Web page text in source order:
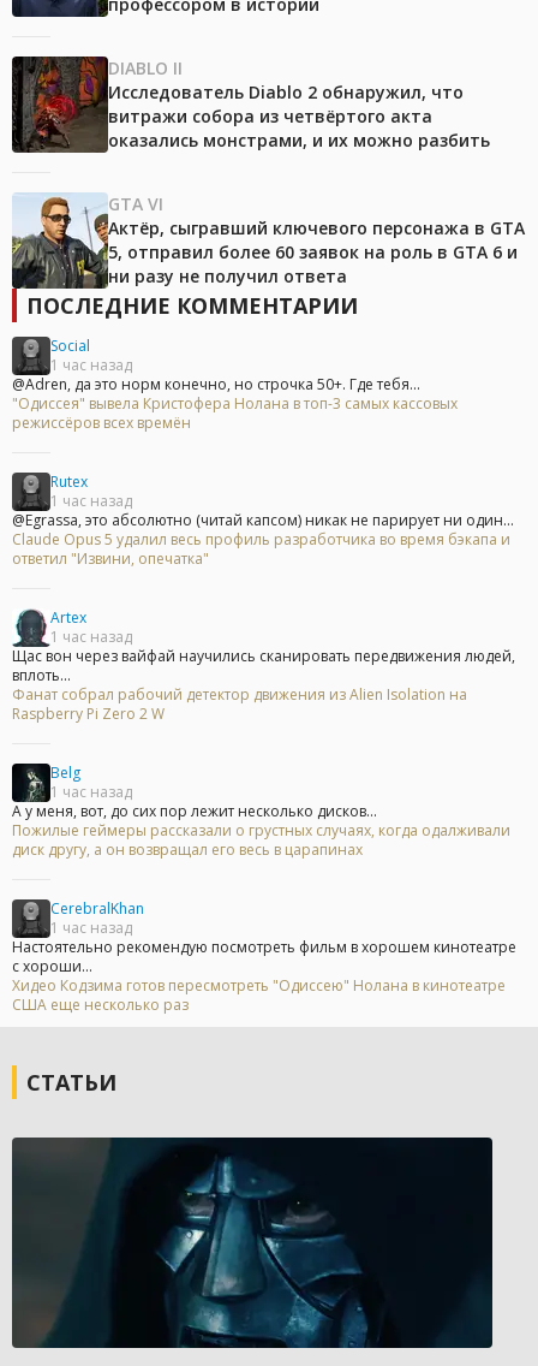
профессором в истории
DIABLO II
Исследователь Diablo 2 обнаружил, что
витражи собора из четвёртого акта
оказались монстрами, и их можно разбить
GTA VI
Актёр, сыгравший ключевого персонажа в GTA
5, отправил более 60 заявок на роль в GTA 6 и
ни разу не получил ответа
ПОСЛЕДНИЕ КОММЕНТАРИИ
Social
1 час назад
@Adren, да это норм конечно, но строчка 50+. Где тебя...
"Одиссея" вывела Кристофера Нолана в топ-3 самых кассовых
режиссёров всех времён
Rutex
1 час назад
@Egrassa, это абсолютно (читай капсом) никак не парирует ни один...
Claude Opus 5 удалил весь профиль разработчика во время бэкапа и
ответил "Извини, опечатка"
Artex
1 час назад
Щас вон через вайфай научились сканировать передвижения людей,
вплоть...
Фанат собрал рабочий детектор движения из Alien Isolation на
Raspberry Pi Zero 2 W
Belg
1 час назад
А у меня, вот, до сих пор лежит несколько дисков...
Пожилые геймеры рассказали о грустных случаях, когда одалживали
диск другу, а он возвращал его весь в царапинах
CerebralKhan
1 час назад
Настоятельно рекомендую посмотреть фильм в хорошем кинотеатре
с хороши...
Хидео Кодзима готов пересмотреть "Одиссею" Нолана в кинотеатре
США еще несколько раз
СТАТЬИ